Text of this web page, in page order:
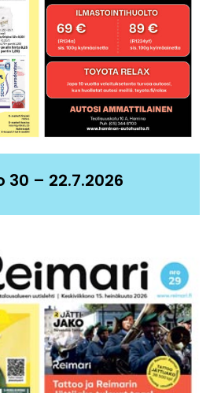
30 – 22.7.2026